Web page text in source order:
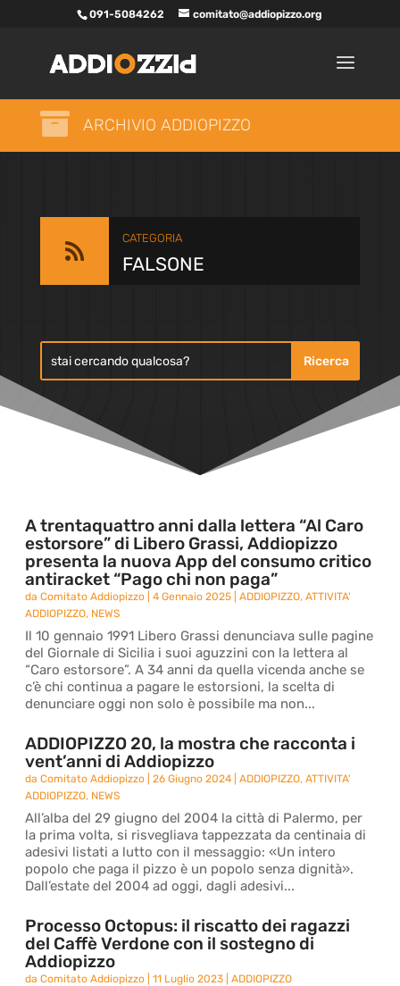
091-5084262 comitato@addiopizzo.org
 ARCHIVIO ADDIOPIZZO

CATEGORIA
FALSONE
A trentaquattro anni dalla lettera “Al Caro
estorsore” di Libero Grassi, Addiopizzo
presenta la nuova App del consumo critico
antiracket “Pago chi non paga”
daComitato Addiopizzo |4 Gennaio 2025 |ADDIOPIZZO,ATTIVITA'
ADDIOPIZZO, NEWS
Il 10 gennaio 1991 Libero Grassi denunciava sulle pagine
del Giornale di Sicilia i suoi aguzzini con la lettera al
“Caro estorsore”. A 34 anni da quella vicenda anche se
c’è chi continua a pagare le estorsioni, la scelta di
denunciare oggi non solo è possibile ma non...
ADDIOPIZZO 20, la mostra che racconta i
vent’anni di Addiopizzo
daComitato Addiopizzo |26 Giugno 2024 |ADDIOPIZZO,ATTIVITA'
ADDIOPIZZO, NEWS
All’alba del 29 giugno del 2004 la città di Palermo, per
la prima volta, si risvegliava tappezzata da centinaia di
adesivi listati a lutto con il messaggio: «Un intero
popolo che paga il pizzo è un popolo senza dignità».
Dall’estate del 2004 ad oggi, dagli adesivi...
Processo Octopus: il riscatto dei ragazzi
del Caffè Verdone con il sostegno di
Addiopizzo
daComitato Addiopizzo |11 Luglio 2023 |ADDIOPIZZO